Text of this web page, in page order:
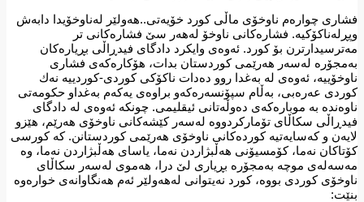
فشاری چوارەم ناوخۆی ماڵی كورد خۆیەتی..هەولێر لەناوخۆیدا دابەش
وپڕلەناكۆكیە. فشارەكانی ناوخۆ لەهەر سێ فشارەكانی تر
مەترسیدارترن بۆ كورد. ئەوەی وایكرد دادگای فیدڕاڵی بڕیارەكان
بەمجۆرە لەسەر هەرێمی كوردستان بدات، هۆكارەكەی فشاری
ناوخۆییە، ئەوەی لە بەغدا روو دەدات ناكۆكی كوردی-كوردییە نەك
كوردی عەرەبی، بەڵام سپۆنسەرەكەو براوەی یەكەم بەغداو حكومەتی
ناوەندە بە موبارەكەی دەوڵەتانی ئیقلیمی. چونكە ئەوەی لە دادگای
فیدڕاڵی سكاڵای تۆماركردووە لەسەر كێشەكانی ناوخۆی هەرێم، هێزو
لایەن و كەسایەتیە كوردەكانی ناوخۆی هەرێمی كوردستانن. كە كورسی
كۆتاكان نەما، كۆمسیۆنی هەڵبژاردن نەما، یاسای هەڵبژاردن نەما، وە
مەسەلەی موچە بەمجۆرە بڕیاری لێ درا، هەموی لەسەر سكاڵای
ناوخۆی كوردی بووە، كورد نەیتوانی لەهەولێر ئەم هەنگاوانەی خوارەوە
بنێت: